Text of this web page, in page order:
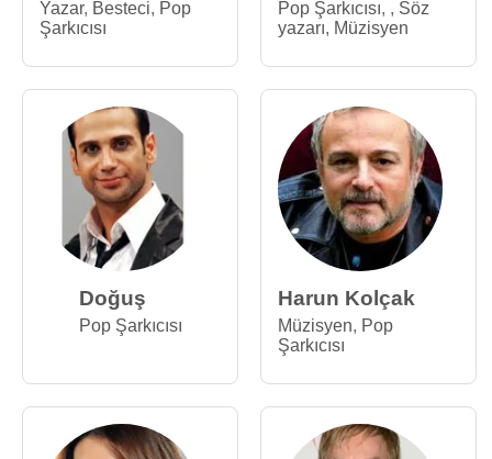
Yazar, Besteci, Pop
Şarkıcısı
Pop Şarkıcısı, , Söz
yazarı, Müzisyen
Doğuş
Pop Şarkıcısı
Harun Kolçak
Müzisyen, Pop
Şarkıcısı